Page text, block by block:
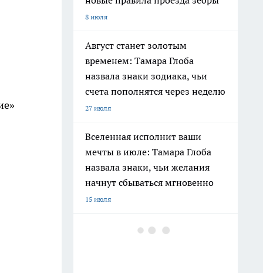
8 июля
Август станет золотым
временем: Тамара Глоба
назвала знаки зодиака, чьи
счета пополнятся через неделю
27 июля
Вселенная исполнит ваши
мечты в июле: Тамара Глоба
назвала знаки, чьи желания
начнут сбываться мгновенно
15 июля
Ленинград окружен реками и